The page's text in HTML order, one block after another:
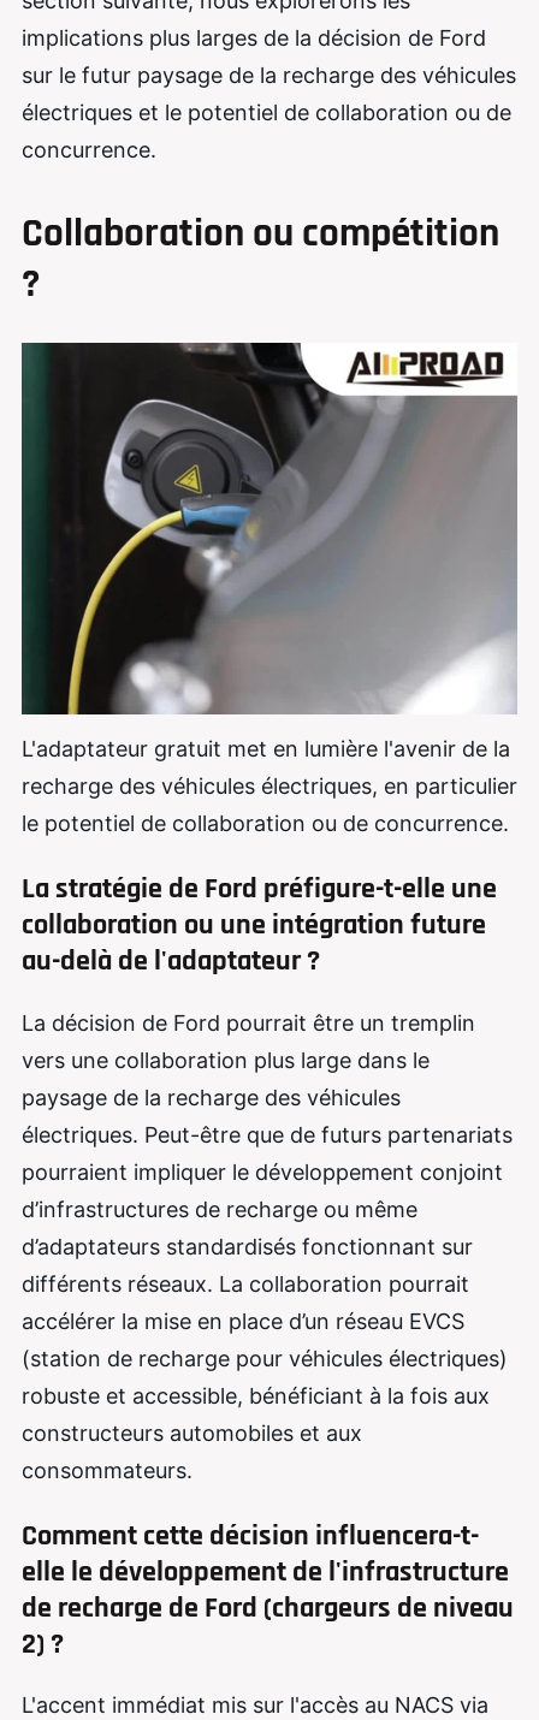
implications plus larges de la décision de Ford
sur le futur paysage de la recharge des véhicules
électriques et le potentiel de collaboration ou de
concurrence.
Collaboration ou compétition
?
L'adaptateur gratuit met en lumière l'avenir de la
recharge des véhicules électriques, en particulier
le potentiel de collaboration ou de concurrence.
La stratégie de Ford préfigure-t-elle une
collaboration ou une intégration future
au-delà de l'adaptateur ?
La décision de Ford pourrait être un tremplin
vers une collaboration plus large dans le
paysage de la recharge des véhicules
électriques. Peut-être que de futurs partenariats
pourraient impliquer le développement conjoint
d’infrastructures de recharge ou même
d’adaptateurs standardisés fonctionnant sur
différents réseaux. La collaboration pourrait
accélérer la mise en place d’un réseau EVCS
(station de recharge pour véhicules électriques)
robuste et accessible, bénéficiant à la fois aux
constructeurs automobiles et aux
consommateurs.
Comment cette décision influencera-t-
elle le développement de l'infrastructure
de recharge de Ford (chargeurs de niveau
2) ?
L'accent immédiat mis sur l'accès au NACS via